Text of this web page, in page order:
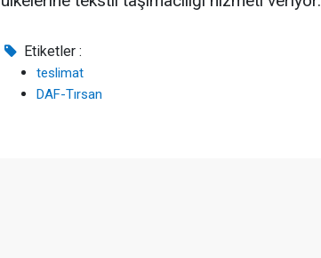
Etiketler :
teslimat
DAF-Tırsan